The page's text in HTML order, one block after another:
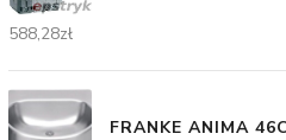
588,28zł
FRANKE ANIMA